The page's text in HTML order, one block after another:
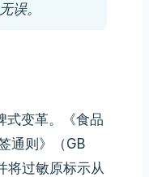
误。
式变革。《食品
通则》（GB
将过敏原标示从